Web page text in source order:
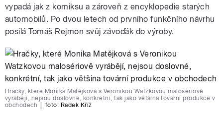
vypadá jak z komiksu a zároveň z encyklopedie starých
automobilů. Po dvou letech od prvního funkčního návrhu
posílá Tomáš Rejmon svůj závoďák do výroby.
Hračky, které Monika Matějková s Veronikou Watzkovou malosériově
vyrábějí, nejsou doslovné, konkrétní, tak jako většina tovární produkce v
obchodech
foto: Radek Kříž